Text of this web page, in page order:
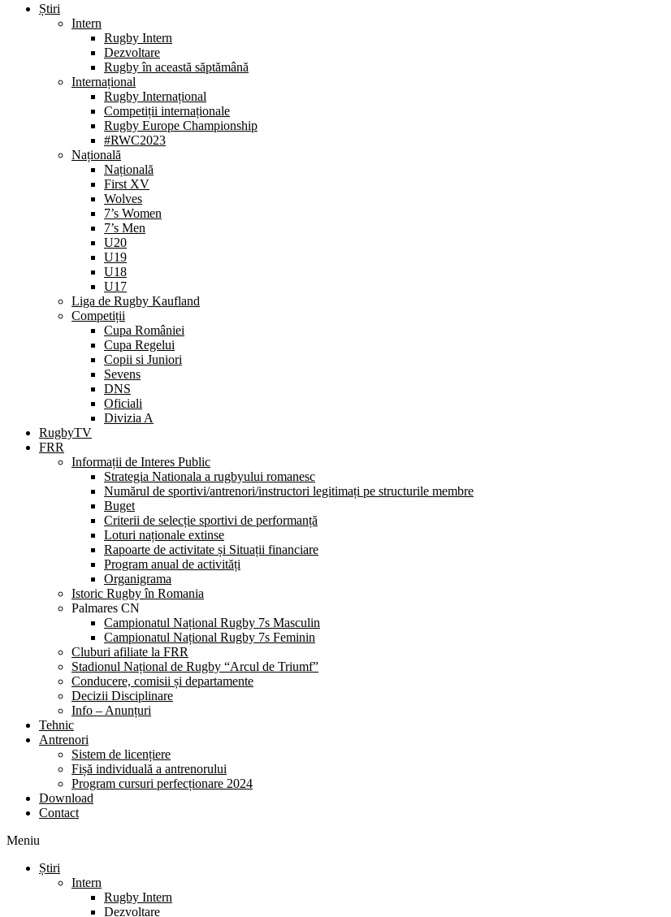
Știri
Intern
Rugby Intern
Dezvoltare
Rugby în această săptămână
Internațional
Rugby Internațional
Competiții internaționale
Rugby Europe Championship
#RWC2023
Națională
Națională
First XV
Wolves
7’s Women
7’s Men
U20
U19
U18
U17
Liga de Rugby Kaufland
Competiții
Cupa României
Cupa Regelui
Copii si Juniori
Sevens
DNS
Oficiali
Divizia A
RugbyTV
FRR
Informații de Interes Public
Strategia Nationala a rugbyului romanesc
Numărul de sportivi/antrenori/instructori legitimați pe structurile membre
Buget
Criterii de selecție sportivi de performanță
Loturi naționale extinse
Rapoarte de activitate și Situații financiare
Program anual de activități
Organigrama
Istoric Rugby în Romania
Palmares CN
Campionatul Național Rugby 7s Masculin
Campionatul Național Rugby 7s Feminin
Cluburi afiliate la FRR
Stadionul Național de Rugby “Arcul de Triumf”
Conducere, comisii și departamente
Decizii Disciplinare
Info – Anunțuri
Tehnic
Antrenori
Sistem de licențiere
Fișă individuală a antrenorului
Program cursuri perfecționare 2024
Download
Contact
Meniu
Știri
Intern
Rugby Intern
Dezvoltare